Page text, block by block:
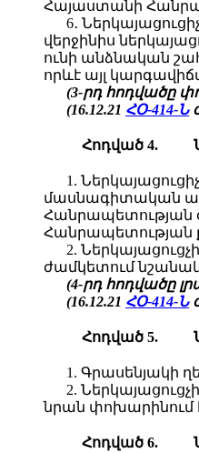
Հայաստանի
6․
վերջինիս
ունի անձնական
որևէ այլ
(3-րդ հոդվածը
(16.12.21 ՀՕ-414-Ն
Հոդված 4.
1.
մասնագիտական
Հանրապետության
Հանրապետության
2.
ժամկետում
(4-րդ հոդվածը
(16.12.21 ՀՕ-414-Ն
Հոդված 5.
1. Գրասենյակի
2.
նրան փոխարինում
Հոդված 6.